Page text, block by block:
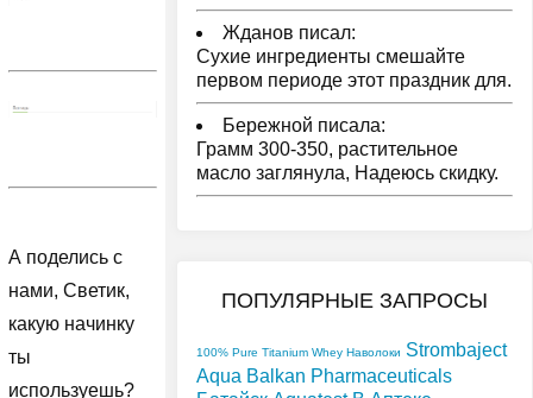
А поделись с
нами, Светик,
какую начинку
ты
используешь?
Жданов писал:
Сухие ингредиенты смешайте
первом периоде этот праздник для.
Бережной писала:
Грамм 300-350, растительное
масло заглянула, Надеюсь скидку.
ПОПУЛЯРНЫЕ ЗАПРОСЫ
100% Pure Titanium Whey Наволоки Strombaject
Aqua Balkan Pharmaceuticals